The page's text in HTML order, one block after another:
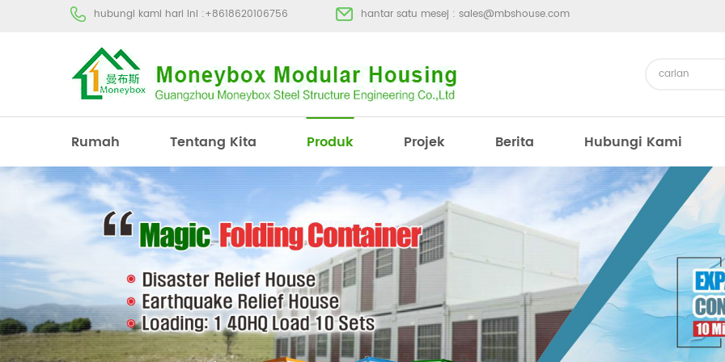
hubungi kami hari ini :+8618620106756 hantar satu mesej : sales@mbshouse.com
Rumah Tentang Kita Produk Projek Berita Hubungi Kami